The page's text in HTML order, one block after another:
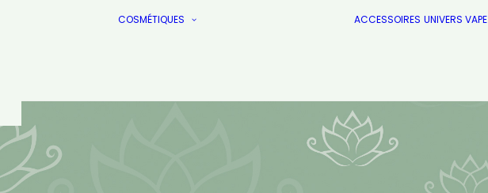
Les Doublés
COSMÉTIQUES ACCESSOIRES UNIVERS VAPE